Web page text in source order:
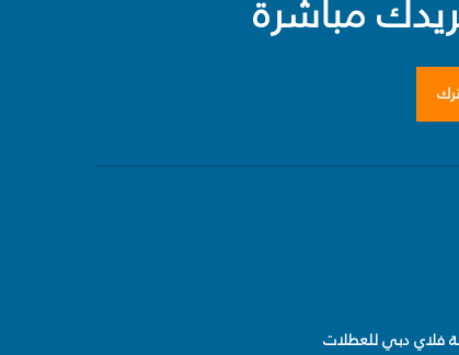
مباشرة
فلاي دبي للعطلات